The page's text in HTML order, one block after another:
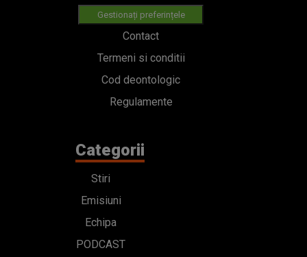
Gestionați preferințele
Contact
Termeni si conditii
Cod deontologic
Regulamente
Categorii
Stiri
Emisiuni
Echipa
PODCAST